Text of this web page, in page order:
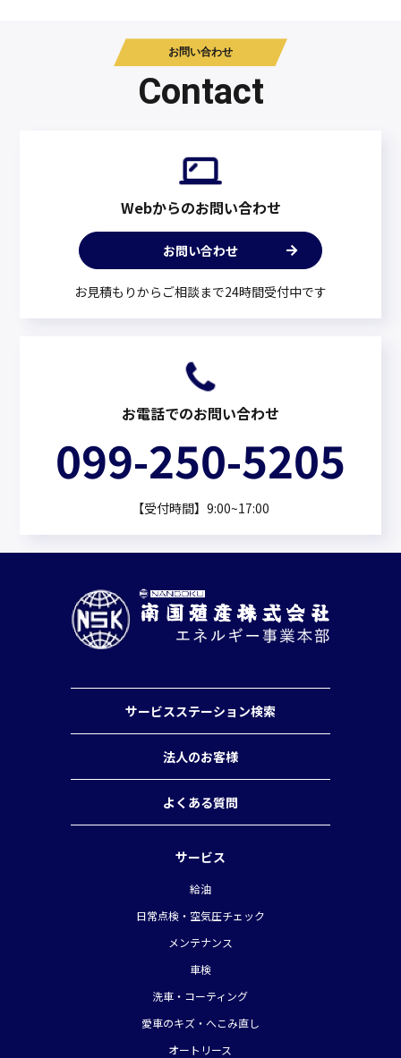
お問い合わせ
Contact
Webからのお問い合わせ
お問い合わせ
お見積もりからご相談まで24時間受付中です
お電話でのお問い合わせ
099-250-5205
【受付時間】9:00~17:00
サービスステーション検索
法人のお客様
よくある質問
サービス
給油
日常点検・空気圧チェック
メンテナンス
車検
洗車・コーティング
愛車のキズ・へこみ直し
オートリース